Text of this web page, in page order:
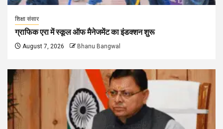
शिक्षा संसार
ग्राफिक एरा में स्कूल ऑफ मैनेजमेंट का इंडक्शन शुरू
August 7, 2026 Bhanu Bangwal